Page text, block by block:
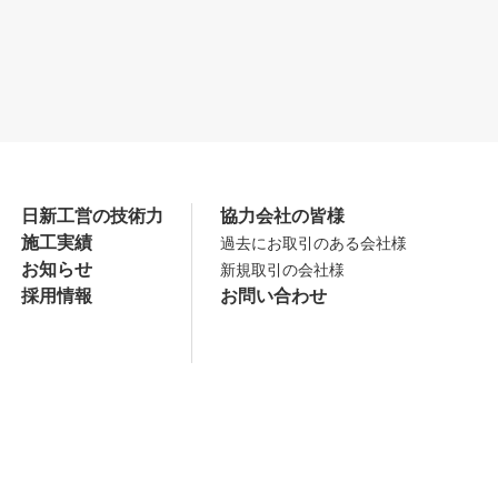
日新工営の技術力
施工実績
お知らせ
採用情報
協力会社の皆様
過去にお取引のある会社様
新規取引の会社様
お問い合わせ